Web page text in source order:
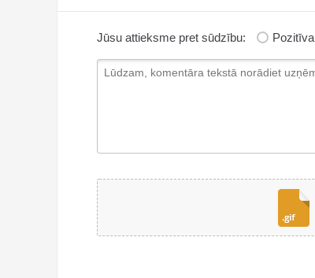
Jūsu attieksme pret sūdzību: Pozitīva